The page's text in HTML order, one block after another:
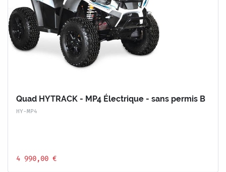
Quad HYTRACK - MP4 Électrique - sans permis B
HY-MP4
4 990,00 €